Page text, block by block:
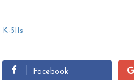
K-5IIs
Facebook